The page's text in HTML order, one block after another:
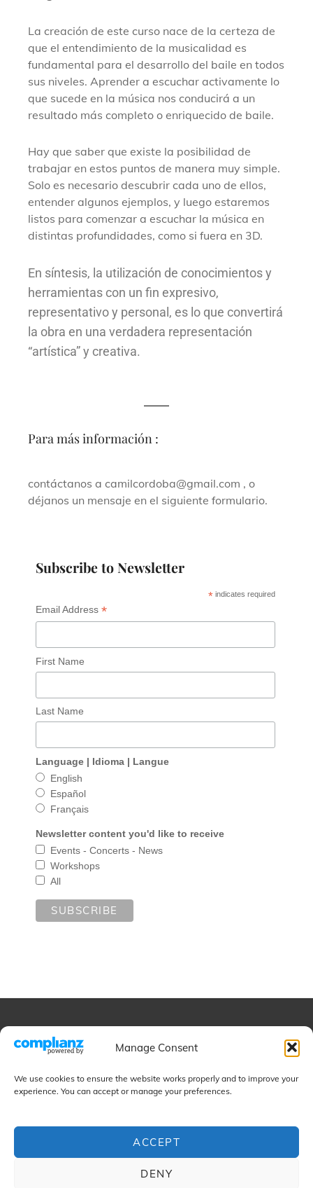
Manage Consent
We use cookies to ensure the website works properly and to improve your
experience. You can accept or manage your preferences.
ACCEPT
DENY
La creación de este curso nace de la certeza de
que el entendimiento de la musicalidad es
fundamental para el desarrollo del baile en todos
sus niveles. Aprender a escuchar activamente lo
que sucede en la música nos conducirá a un
resultado más completo o enriquecido de baile.
Hay que saber que existe la posibilidad de
trabajar en estos puntos de manera muy simple.
Solo es necesario descubrir cada uno de ellos,
entender algunos ejemplos, y luego estaremos
listos para comenzar a escuchar la música en
distintas profundidades, como si fuera en 3D.
En síntesis, la utilización de conocimientos y
herramientas con un fin expresivo,
representativo y personal, es lo que convertirá
la obra en una verdadera representación
“artística” y creativa.
Para más información :
contáctanos a camilcordoba@gmail.com , o
déjanos un mensaje en el siguiente formulario.
Subscribe to Newsletter
*indicates required
Email Address*
First Name
Last Name
Language | Idioma | Langue
English
Español
Français
Newsletter content you'd like to receive
Events - Concerts - News
Workshops
All
Educational
Projects
Contact